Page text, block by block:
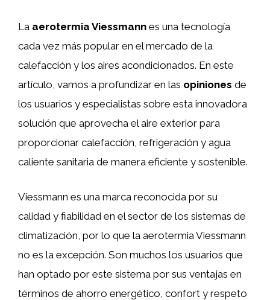
La aerotermia Viessmann es una tecnología
cada vez más popular en el mercado de la
calefacción y los aires acondicionados. En este
artículo, vamos a profundizar en las opiniones de
los usuarios y especialistas sobre esta innovadora
solución que aprovecha el aire exterior para
proporcionar calefacción, refrigeración y agua
caliente sanitaria de manera eficiente y sostenible.
Viessmann es una marca reconocida por su
calidad y fiabilidad en el sector de los sistemas de
climatización, por lo que la aerotermia Viessmann
no es la excepción. Son muchos los usuarios que
han optado por este sistema por sus ventajas en
términos de ahorro energético, confort y respeto